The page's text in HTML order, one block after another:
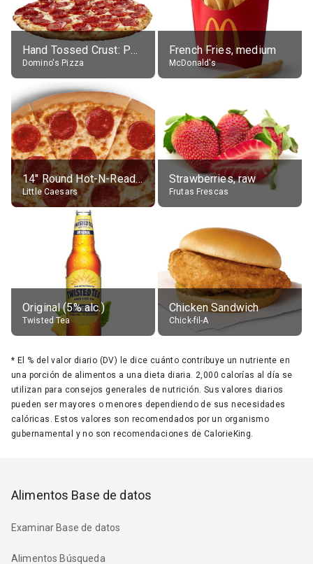
Hand Tossed Crust: Pepperoni Pizza (Large 14")
Domino's Pizza
French Fries, medium
McDonald's
14" Round Hot-N-Ready Pepperoni Pizza
Little Caesars
Strawberries, raw
Frutas Frescas
Original (5% alc.)
Twisted Tea
Chicken Sandwich
Chick-fil-A
* El % del valor diario (DV) le dice cuánto contribuye un nutriente en
una porción de alimentos a una dieta diaria. 2,000 calorías al día se
utilizan para consejos generales de nutrición. Sus valores diarios
pueden ser mayores o menores dependiendo de sus necesidades
calóricas. Estos valores son recomendados por un organismo
gubernamental y no son recomendaciones de CalorieKing.
Alimentos Base de datos
Examinar Base de datos
Alimentos Búsqueda